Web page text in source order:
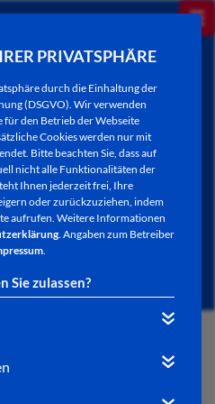
PRIVATSPHÄRE
durch die Einhaltung der
(DSGVO). Wir verwenden
für den Betrieb der Webseite
Cookies werden nur mit
Bitte beachten Sie, dass auf
nicht alle Funktionalitäten der
Ihnen jederzeit frei, Ihre
oder zurückzuziehen, indem
aufrufen. Weitere Informationen
. Angaben zum Betreiber
.
Sie zulassen?
LETTER